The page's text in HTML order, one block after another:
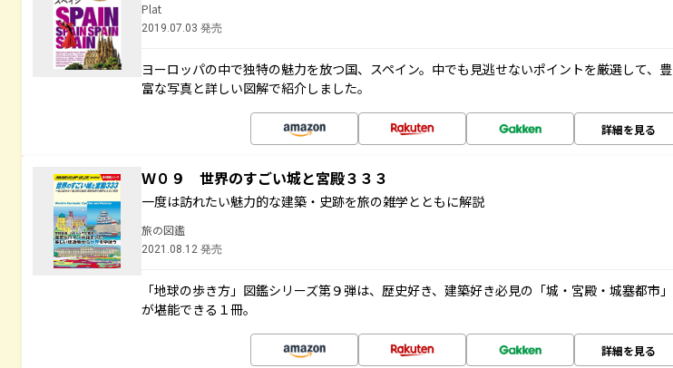
Plat
2019.07.03 発売
ヨーロッパの中で独特の魅力を放つ国、スペイン。中でも見逃せないポイントを厳選して、豊
富な写真と詳しい図解で紹介しました。
詳細を見る
Ｗ０９ 世界のすごい城と宮殿３３３
一度は訪れたい魅力的な建築・史跡を旅の雑学とともに解説
旅の図鑑
2021.08.12 発売
「地球の歩き方」図鑑シリーズ第９弾は、歴史好き、建築好き必見の「城・宮殿・城塞都市」
が堪能できる１冊。
詳細を見る